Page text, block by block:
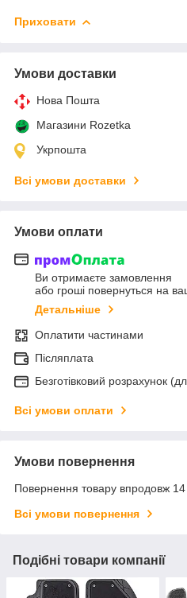
Приховати
Умови доставки
Нова Пошта
Магазини Rozetka
Укрпошта
Всі умови доставки
Умови оплати
Ви отримаєте замовлення
або гроші повернуться на
Детальніше
Оплатити частинами
Післяплата
Безготівковий розрахунок
Всі умови оплати
Умови повернення
Повернення товару впродовж 14
Всі умови повернення
Подібні товари компанії